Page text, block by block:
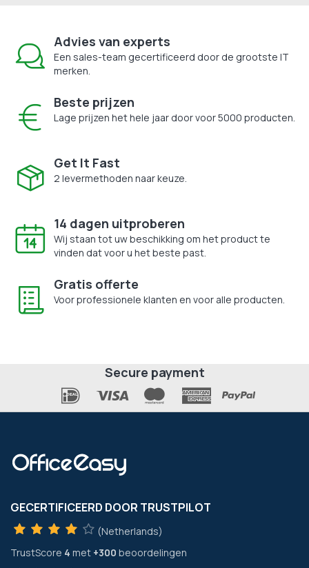
Advies van experts
Een sales-team gecertificeerd door de grootste IT
merken.
Beste prijzen
Lage prijzen het hele jaar door voor 5000 producten.
Get It Fast
2 levermethoden naar keuze.
14 dagen uitproberen
Wij staan tot uw beschikking om het product te
vinden dat voor u het beste past.
Gratis offerte
Voor professionele klanten en voor alle producten.
Secure payment
GECERTIFICEERD DOOR TRUSTPILOT
(Netherlands)
TrustScore 4 met +300 beoordelingen